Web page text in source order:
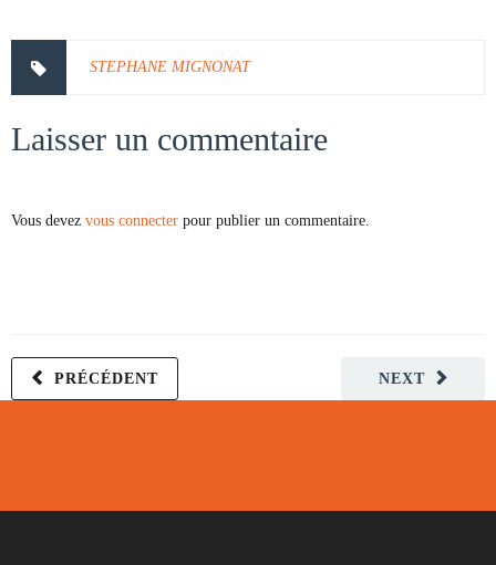
STEPHANE MIGNONAT
Laisser un commentaire
Vous devez vous connecter pour publier un commentaire.
NEXT
PRÉCÉDENT